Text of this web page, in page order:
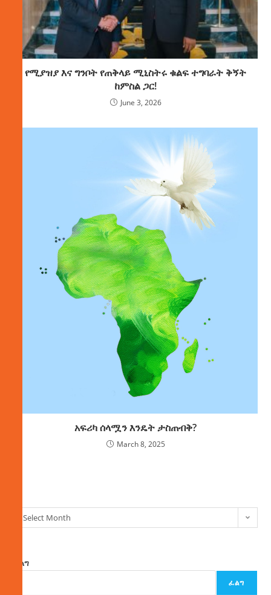
የሚያዝያ እና ግንቦት የጠቅላይ ሚኒስትሩ ቁልፍ ተግባራት ቅኝት
ከምስል ጋር!
June 3, 2026
አፍሪካ ሰላሟን እንዴት ታስጠብቅ?
March 8, 2025
Select Month
ፈልግ
ፈልግ